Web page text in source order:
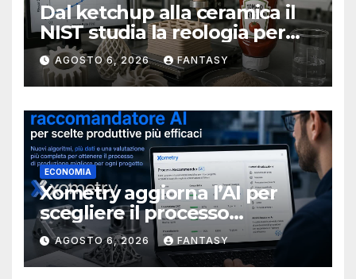
Dal ketchup alla ceramica il
NIST studia la reologia per
rendere più affidabile la
stampa 3D
AGOSTO 6, 2026 FANTASY
ECONOMIA
Xometry aggiorna l’AI per
scegliere il processo
produttivo più adatto
AGOSTO 6, 2026 FANTASY